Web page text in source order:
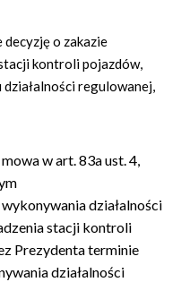
o zakazie
kontroli pojazdów,
regulowanej,
w art. 83a ust. 4,
działalności
stacji kontroli
Prezydenta terminie
działalności